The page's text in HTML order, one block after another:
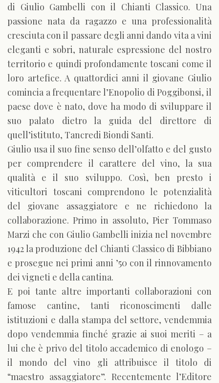
di Giulio Gambelli con il Chianti Classico. Una
passione nata da ragazzo e una professionalità
cresciuta con il passare degli anni dando vita a vini
eleganti e sobri, naturale espressione del nostro
territorio e quindi profondamente toscani come il
loro artefice. A quattordici anni il giovane Giulio
comincia a frequentare l’Enopolio di Poggibonsi, il
paese dove è nato, dove ha modo di sviluppare il
suo palato dietro la guida del direttore di
quell’istituto, Tancredi Biondi Santi.
Giulio usa il suo fine senso dell’olfatto e del gusto
per comprendere il carattere del vino, la sua
qualità e il suo sviluppo. Così, ben presto i
viticultori toscani comprendono le potenzialità
del giovane assaggiatore e ne richiedono la
collaborazione. Primo in assoluto, Pier Tommaso
Marzi che con Giulio Gambelli inizia nel novembre
1942 la produzione del Chianti Classico di Bibbiano
e prosegue nei primi anni ’50 con il rinnovamento
dei vigneti e della cantina.
E poi tante altre importanti collaborazioni con
famose cantine, tanti riconoscimenti dalle
istituzioni e dalla stampa del settore, vendemmia
dopo vendemmia finché grazie ai suoi meriti – a
lui che è privo del titolo accademico di enologo –
il mondo del vino gli attribuisce il titolo di
“maestro assaggiatore”. Recentemente l’Editore